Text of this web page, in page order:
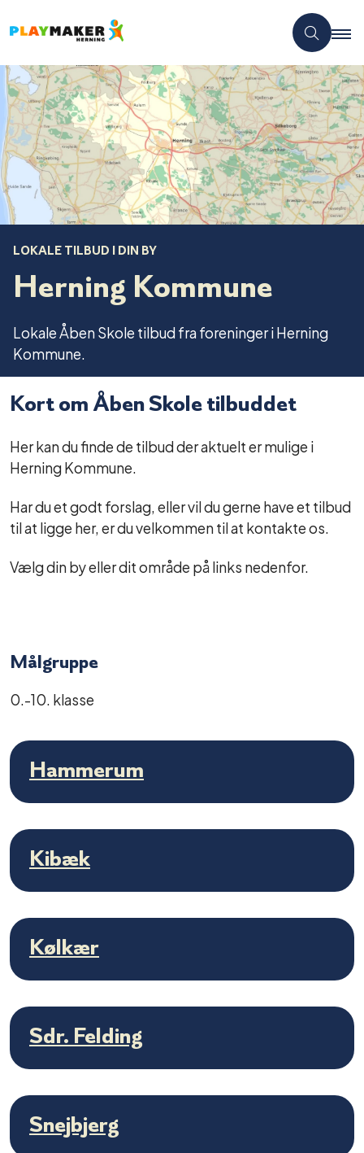
LOKALE TILBUD I DIN BY
Herning Kommune
Lokale Åben Skole tilbud fra foreninger i Herning
Kommune.
Kort om Åben Skole tilbuddet
Her kan du finde de tilbud der aktuelt er mulige i
Herning Kommune.
Har du et godt forslag, eller vil du gerne have et tilbud
til at ligge her, er du velkommen til at kontakte os.
Vælg din by eller dit område på links nedenfor.
Målgruppe
0.-10. klasse
Hammerum
Kibæk
Kølkær
Sdr. Felding
Snejbjerg